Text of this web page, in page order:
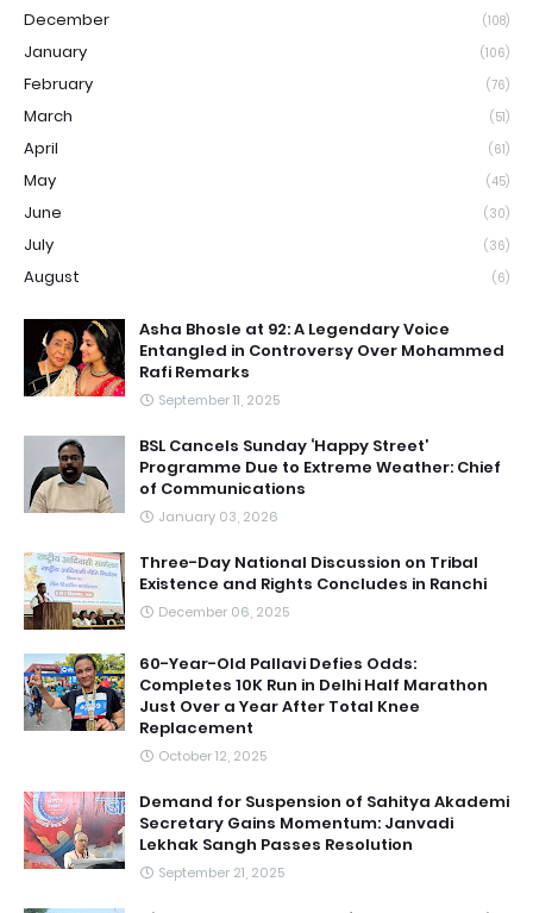
December (108)
January (106)
February (76)
March (51)
April (61)
May (45)
June (30)
July (36)
August (6)
Asha Bhosle at 92: A Legendary Voice
Entangled in Controversy Over Mohammed
Rafi Remarks
September 11, 2025
BSL Cancels Sunday ‘Happy Street’
Programme Due to Extreme Weather: Chief
of Communications
January 03, 2026
Three-Day National Discussion on Tribal
Existence and Rights Concludes in Ranchi
December 06, 2025
60-Year-Old Pallavi Defies Odds:
Completes 10K Run in Delhi Half Marathon
Just Over a Year After Total Knee
Replacement
October 12, 2025
Demand for Suspension of Sahitya Akademi
Secretary Gains Momentum: Janvadi
Lekhak Sangh Passes Resolution
September 21, 2025